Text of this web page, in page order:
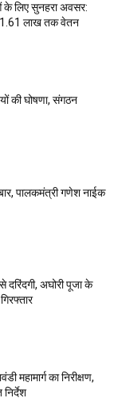
के लिए सुनहरा अवसर:
लाख तक वेतन
की घोषणा, संगठन
पालकमंत्री गणेश नाईक
दरिंदगी, अघोरी पूजा के
महामार्ग का निरीक्षण,